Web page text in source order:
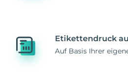
Etikettendruck
Auf Basis Ihrer